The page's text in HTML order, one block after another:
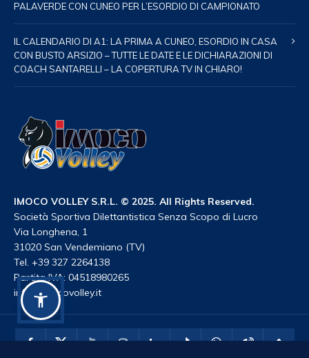
PALAVERDE CON CUNEO PER L’ESORDIO DI CAMPIONATO
IL CALENDARIO DI A1: LA PRIMA A CUNEO, ESORDIO IN CASA
CON BUSTO ARSIZIO – TUTTE LE DATE E LE DICHIARAZIONI DI
COACH SANTARELLI – LA COPERTURA TV IN CHIARO!
IMOCO VOLLEY S.R.L. © 2025. All Rights Reserved.
Società Sportiva Dilettantistica Senza Scopo di Lucro
Via Longhena, 1
31020 San Vendemiano (TV)
Tel. +39 327 2264138
Partita IVA: 04518980265
info@imocovolley.it